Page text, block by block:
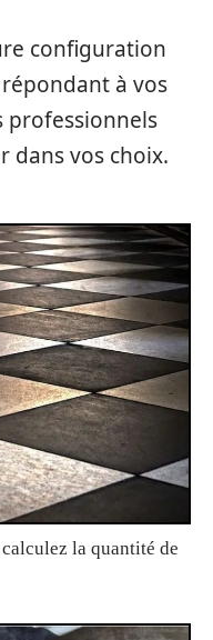
configuration
à vos
professionnels
dans vos choix.
la quantité de